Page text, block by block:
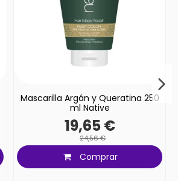
Mascarilla Argán y Queratina 250
ml Native
19,65 €
24,56 €
Comprar